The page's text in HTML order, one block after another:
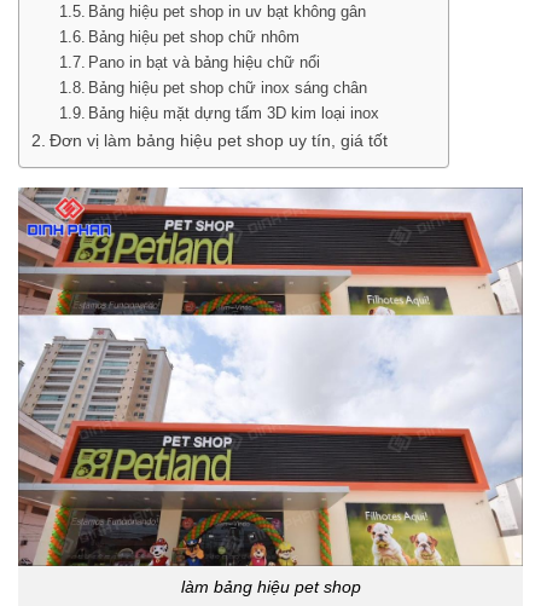
Bảng hiệu pet shop in uv bạt không gân
Bảng hiệu pet shop chữ nhôm
Pano in bạt và bảng hiệu chữ nổi
Bảng hiệu pet shop chữ inox sáng chân
Bảng hiệu mặt dựng tấm 3D kim loại inox
Đơn vị làm bảng hiệu pet shop uy tín, giá tốt
làm bảng hiệu pet shop